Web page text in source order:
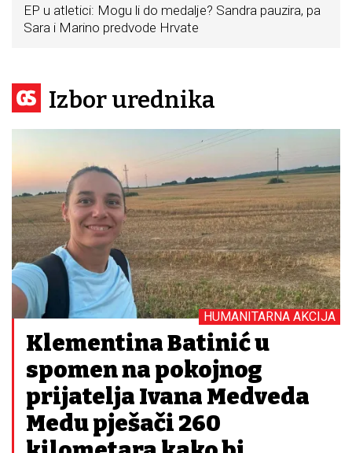
EP u atletici: Mogu li do medalje? Sandra pauzira, pa
Sara i Marino predvode Hrvate
Izbor urednika
HUMANITARNA AKCIJA
Klementina Batinić u
spomen na pokojnog
prijatelja Ivana Medveda
Medu pješači 260